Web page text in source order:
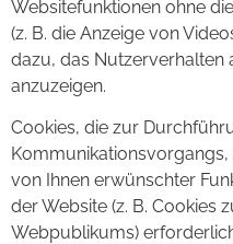
Websitefunktionen ohne
(z. B. die Anzeige von
dazu, das
anzuzeigen.
Cookies, die zur
von Ihnen erwünschter
der Website (z. B. Cookies
Webpublikums)